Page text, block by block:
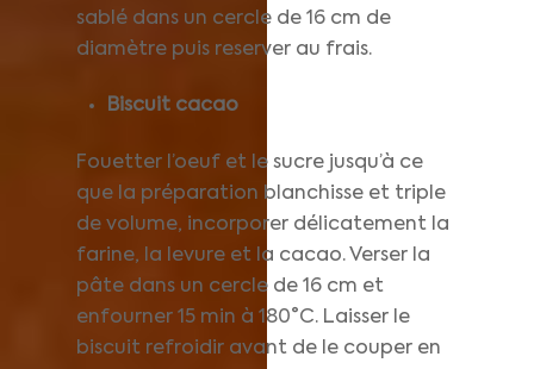
sablé dans un cercle de 16 cm de
diamètre puis reserver au frais.
Biscuit cacao
Fouetter l’oeuf et le sucre jusqu’à ce
que la préparation blanchisse et triple
de volume, incorporer délicatement la
farine, la levure et la cacao. Verser la
pâte dans un cercle de 16 cm et
enfourner 15 min à 180°C. Laisser le
biscuit refroidir avant de le couper en